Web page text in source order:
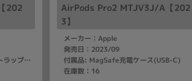
202
付属品: スピーカーを搭載したストラップループ付きMagSafe充電ケース(USB-C)
AirPods Pro2 MTJV3J/A【202
3】
メーカー：Apple
発売日：2023/09
付属品: MagSafe充電ケース(USB-C)
在庫数：16